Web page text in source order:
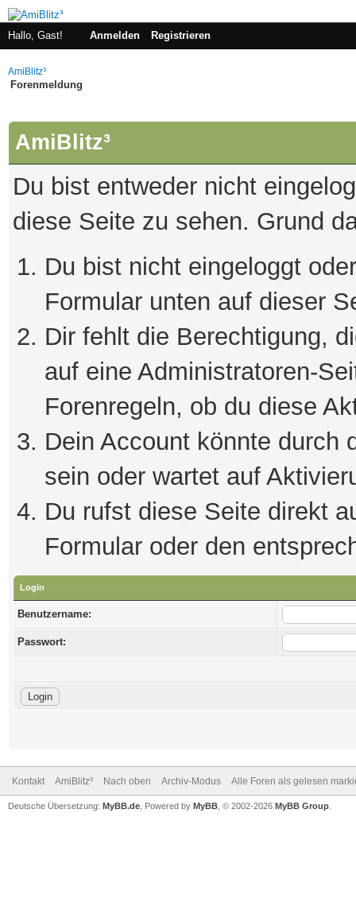
Hallo, Gast! Anmelden Registrieren
AmiBlitz³
Forenmeldung
AmiBlitz³
Du bist entweder nicht
diese Seite zu sehen. Grund
Du bist nicht eingeloggt
Formular unten auf dieser
Dir fehlt die Berechtigung,
auf eine Administratoren-
Forenregeln, ob du diese
Dein Account könnte durch
sein oder wartet auf
Du rufst diese Seite direkt
Formular oder den
Login
Benutzername:
Passwort:
Kontakt AmiBlitz³ Nach oben Archiv-Modus Alle Foren als gelesen
Deutsche Übersetzung: MyBB.de , Powered by MyBB , © 2002-2026 MyBB Group